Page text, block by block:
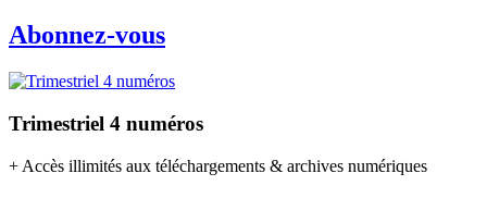
Abonnez-vous
Trimestriel 4 numéros
+ Accès illimités aux téléchargements & archives numériques